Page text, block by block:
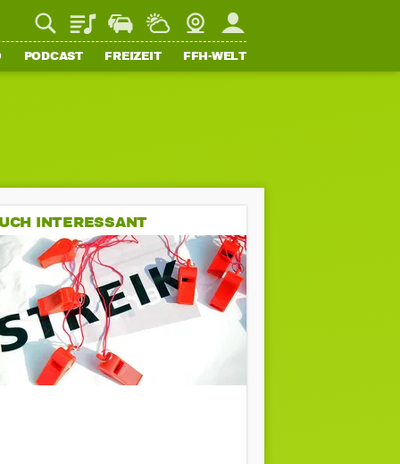
PlaylistStaupilotWetterWebcamMein FFH
PODCAST FREIZEIT FFH-WELT
INTERESSANT